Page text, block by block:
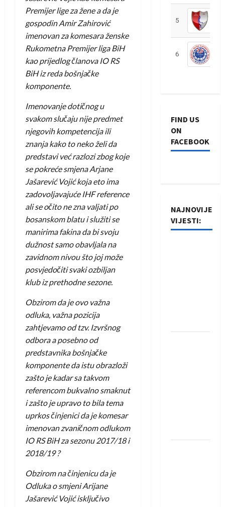
Premijer lige za žene a da je
gospodin Amir Zahirović
imenovan za komesara ženske
Rukometna Premijer liga BiH
kao prijedlog članova IO RS
BiH iz reda bošnjačke
komponente.
Imenovanje dotičnog u
svakom slučaju nije predmet
njegovih kompetencija ili
znanja kako to neko želi da
predstavi već razlozi zbog koje
se pokreće smjena Arjane
Jašarević Vojić koja eto ima
zadovoljavajuće IHF reference
ali se očito ne zna valjati po
bosanskom blatu i služiti se
manirima fakina da bi svoju
dužnost samo obavljala na
zavidnom nivou što joj može
posvjedočiti svaki ozbiljan
klub iz prethodne sezone.
Obzirom da je ovo važna
odluka, važna pozicija
zahtjevamo od tzv. Izvršnog
odbora a posebno od
predstavnika bošnjačke
komponente da istu obrazloži
zašto je kadar sa takvom
referencom bukvalno smaknut
i zašto je upravo to bila tema
uprkos činjenici da je komesar
imenovan zvaničnom odlukom
IO RS BiH za sezonu 2017/18 i
2018/19 ?
Obzirom na činjenicu da je
Odluka o smjeni Arijane
Jašarević Vojić isključivo
5
6
FIND US
ON
FACEBOOK
NAJNOVIJE
VIJESTI: